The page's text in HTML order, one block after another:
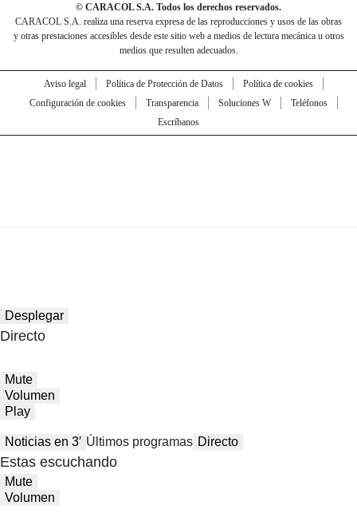
© CARACOL S.A. Todos los derechos reservados.
CARACOL S.A. realiza una reserva expresa de las reproducciones y usos de las obras
y otras prestaciones accesibles desde este sitio web a medios de lectura mecánica u otros
medios que resulten adecuados.
Aviso legal Política de Protección de Datos
Política de cookies
Configuración de cookies
Transparencia Soluciones W
Teléfonos
Escríbanos
Desplegar
Directo
Mute
Volumen
Play
Noticias en 3′ Últimos programas Directo
Estas escuchando
Mute
Volumen